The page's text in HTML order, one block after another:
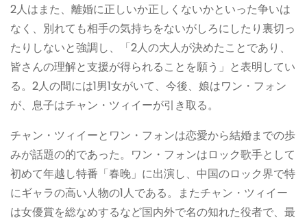
2人はまた、離婚に正しいか正しくないかといった争いは
なく、別れても相手の気持ちをないがしろにしたり裏切っ
たりしないと強調し、「2人の大人が決めたことであり、
皆さんの理解と支援が得られることを願う」と表明してい
る。2人の間には1男1女がいて、今後、娘はワン・フォン
が、息子はチャン・ツィイーが引き取る。
チャン・ツィイーとワン・フォンは恋愛から結婚までの歩
みが話題の的であった。ワン・フォンはロック歌手として
初めて年越し特番「春晚」に出演し、中国のロック界で特
にギャラの高い人物の1人である。またチャン・ツィイー
は女優賞を総なめするなど国内外で名の知れた役者で、最